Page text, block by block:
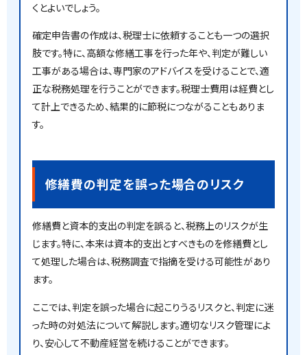
くとよいでしょう。
確定申告書の作成は、税理士に依頼することも一つの選択
肢です。特に、高額な修繕工事を行った年や、判定が難しい
工事がある場合は、専門家のアドバイスを受けることで、適
正な税務処理を行うことができます。税理士費用は経費とし
て計上できるため、結果的に節税につながることもありま
す。
修繕費の判定を誤った場合のリスク
修繕費と資本的支出の判定を誤ると、税務上のリスクが生
じます。特に、本来は資本的支出とすべきものを修繕費とし
て処理した場合は、税務調査で指摘を受ける可能性があり
ます。
ここでは、判定を誤った場合に起こりうるリスクと、判定に迷
った時の対処法について解説します。適切なリスク管理によ
り、安心して不動産経営を続けることができます。